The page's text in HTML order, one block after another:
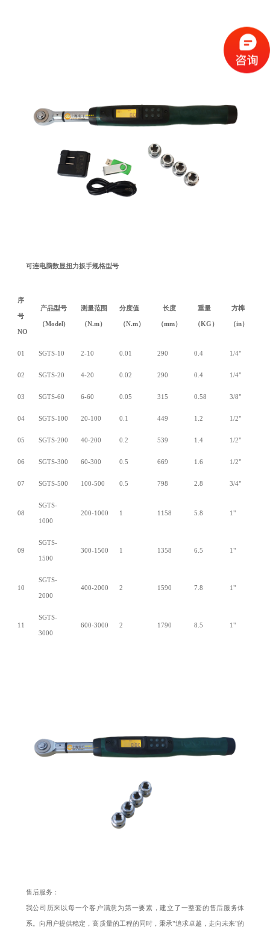
可连电脑数显扭力扳手规格型号
序
号
NO
产品型号
（Model)
测量范围
（N.m）
分度值
（N.m）
长度
（mm）
重量
（KG ）
方榫
（in）
01 SGTS-10 2-10 0.01 290 0.4 1/4"
02 SGTS-20 4-20 0.02 290 0.4 1/4"
03 SGTS-60 6-60 0.05 315 0.58 3/8"
04 SGTS-100 20-100 0.1 449 1.2 1/2"
05 SGTS-200 40-200 0.2 539 1.4 1/2"
06 SGTS-300 60-300 0.5 669 1.6 1/2"
07 SGTS-500 100-500 0.5 798 2.8 3/4"
08
SGTS-
1000
200-1000 1 1158 5.8 1"
09
SGTS-
1500
300-1500 1 1358 6.5 1"
10
SGTS-
2000
400-2000 2 1590 7.8 1"
11
SGTS-
3000
600-3000 2 1790 8.5 1"
售后服务：
我公司历来以每一个客户满意为第一要素，建立了一整套的售后服务体
系。向用户提供稳定，高质量的工程的同时，秉承"追求卓越，走向未来"的